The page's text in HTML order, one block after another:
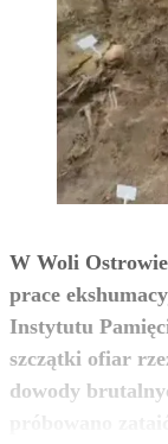
W Woli
prace
Instytutu
szczątki ofiar
dowody